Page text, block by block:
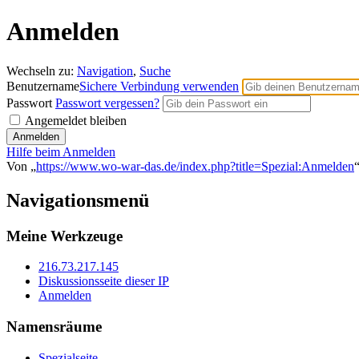
Anmelden
Wechseln zu: Navigation, Suche
BenutzernameSichere Verbindung verwenden
Passwort Passwort vergessen?
Angemeldet bleiben
Hilfe beim Anmelden
Von „https://www.wo-war-das.de/index.php?title=Spezial:Anmelden“
Navigationsmenü
Meine Werkzeuge
216.73.217.145
Diskussionsseite dieser IP
Anmelden
Namensräume